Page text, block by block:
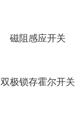
磁阻感应开关
双极锁存霍尔开关